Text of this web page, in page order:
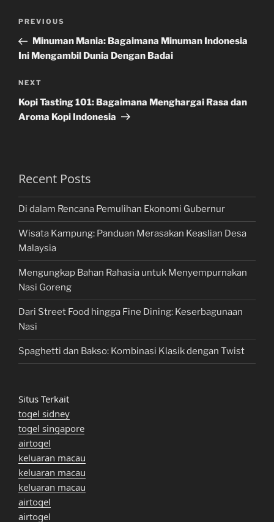
Previous
Post
PREVIOUS
Minuman Mania: Bagaimana Minuman Indonesia
Ini Mengambil Dunia Dengan Badai
Next
Post
NEXT
Kopi Tasting 101: Bagaimana Menghargai Rasa dan
Aroma Kopi Indonesia
Recent Posts
Di dalam Rencana Pemulihan Ekonomi Gubernur
Wisata Kampung: Panduan Merasakan Keaslian Desa
Malaysia
Mengungkap Bahan Rahasia untuk Menyempurnakan
Nasi Goreng
Dari Street Food hingga Fine Dining: Keserbagunaan
Nasi
Spaghetti dan Bakso: Kombinasi Klasik dengan Twist
Situs Terkait
togel sidney
togel singapore
airtogel
keluaran macau
keluaran macau
keluaran macau
airtogel
airtogel